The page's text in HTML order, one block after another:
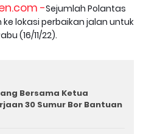
-Sejumlah Polantas
lokasi perbaikan jalan untuk
(16/11/22).
Bersama Ketua
30 Sumur Bor Bantuan